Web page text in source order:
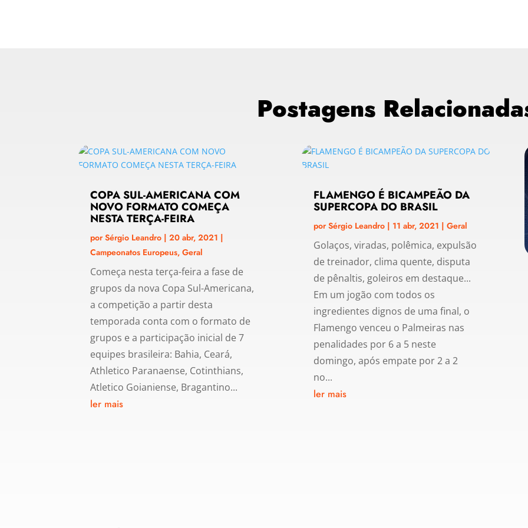
Postagens
COPA SUL-AMERICANA COM
NOVO FORMATO COMEÇA
NESTA TERÇA-FEIRA
porSérgio Leandro |20 abr, 2021 |
Campeonatos Europeus,Geral
Começa nesta terça-feira a fase de
grupos da nova Copa Sul-Americana,
a competição a partir desta
temporada conta com o formato de
grupos e a participação inicial de 7
equipes brasileira: Bahia, Ceará,
Athletico Paranaense, Cotinthians,
Atletico Goianiense, Bragantino...
ler mais
FLAMENGO É BICAMPEÃO DA
SUPERCOPA DO BRASIL
porSérgio Leandro| 11 abr, 2021 | Geral
Golaços, viradas, polêmica, expulsão
de treinador, clima quente, disputa
de pênaltis, goleiros em destaque...
Em um jogão com todos os
ingredientes dignos de uma final, o
Flamengo venceu o Palmeiras nas
penalidades por 6 a 5 neste
domingo, após empate por 2 a 2
no...
ler mais